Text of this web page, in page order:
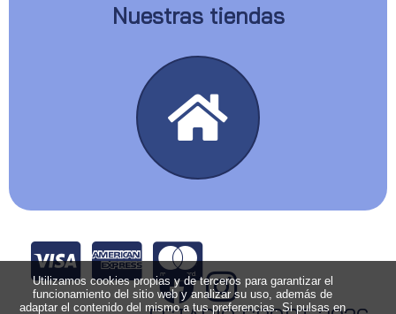
Nuestras tiendas
Utilizamos cookies propias y de terceros para garantizar el
funcionamiento del sitio web y analizar su uso, además de
adaptar el contenido del mismo a tus preferencias. Si pulsas en